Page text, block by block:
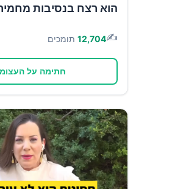
הוא רצח בנסיבות
✍️
12,704 תומכים
חתימה על